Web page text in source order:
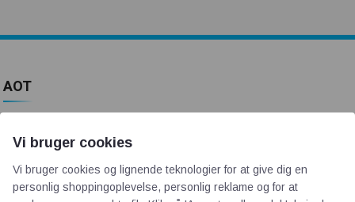
AOT
Priser
Kontakt
Persondata
Vi bruger cookies
Vi bruger cookies og lignende teknologier for at give dig en
personlig shoppingoplevelse, personlig reklame og for at